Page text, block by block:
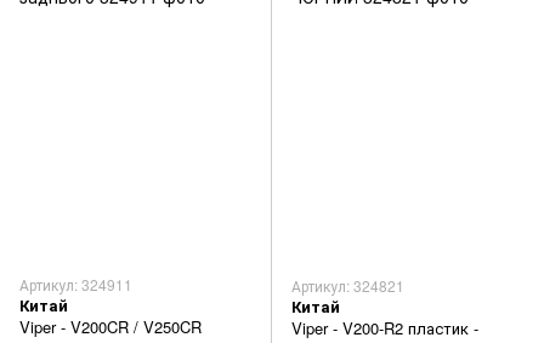
Артикул: 324911
Китай
Viper - V200CR / V250CR
Артикул: 324821
Китай
Viper - V200-R2 пластик -